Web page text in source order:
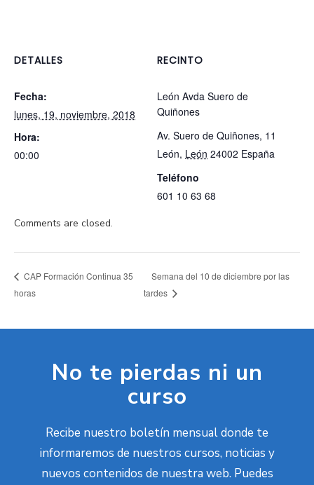
DETALLES
Fecha:
lunes, 19, noviembre, 2018
Hora:
00:00
RECINTO
León Avda Suero de
Quiñones
Av. Suero de Quiñones, 11
León, León 24002 España
Teléfono
601 10 63 68
Comments are closed.
CAP Formación Continua 35
horas
Semana del 10 de diciembre por las
tardes
No te pierdas ni un
curso
Recibe nuestro boletín mensual donde te
informaremos de nuestros cursos, noticias y
nuevos contenidos de nuestra web. Puedes